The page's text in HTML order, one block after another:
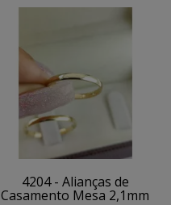
4204 - Alianças de
Casamento Mesa 2,1mm